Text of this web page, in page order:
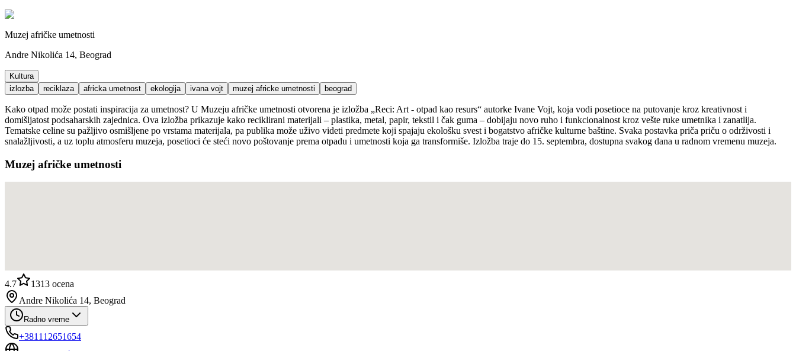
Muzej afričke umetnosti
Andre Nikolića 14, Beograd
Kultura
izlozba
reciklaza africka umetnost ekologija ivana vojt muzej africke umetnosti beograd
Kako otpad može postati inspiracija za umetnost? U Muzeju afričke umetnosti otvorena je izložba „Reci: Art - otpad kao resurs“ autorke Ivane Vojt, koja vodi posetioce na putovanje kroz kreativnost i
domišljatost podsaharskih zajednica. Ova izložba prikazuje kako reciklirani materijali – plastika, metal, papir, tekstil i čak guma – dobijaju novo ruho i funkcionalnost kroz vešte ruke umetnika i zanatlija.
Tematske celine su pažljivo osmišljene po vrstama materijala, pa publika može uživo videti predmete koji spajaju ekološku svest i bogatstvo afričke kulturne baštine. Svaka postavka priča priču o održivosti i
snalažljivosti, a uz toplu atmosferu muzeja, posetioci će steći novo poštovanje prema otpadu i umetnosti koja ga transformiše. Izložba traje do 15. septembra, dostupna svakog dana u radnom vremenu muzeja.
Muzej afričke umetnosti
4.7 1313 ocena
Andre Nikolića 14, Beograd
Radno vreme
+381112651654